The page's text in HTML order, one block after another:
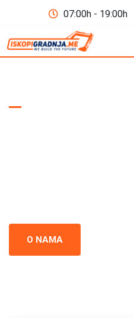
07:00h - 19:00h
O NAMA